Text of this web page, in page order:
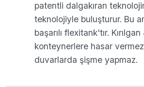
patentli dalgakıran
teknolojiyle buluşturur. Bu
başarılı flexitank'tır.
konteynerlere hasar
duvarlarda şişme yapmaz.